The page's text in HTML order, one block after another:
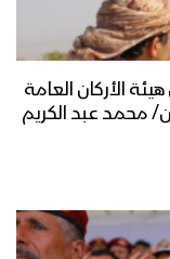
الأركان العامة
محمد عبد الكريم